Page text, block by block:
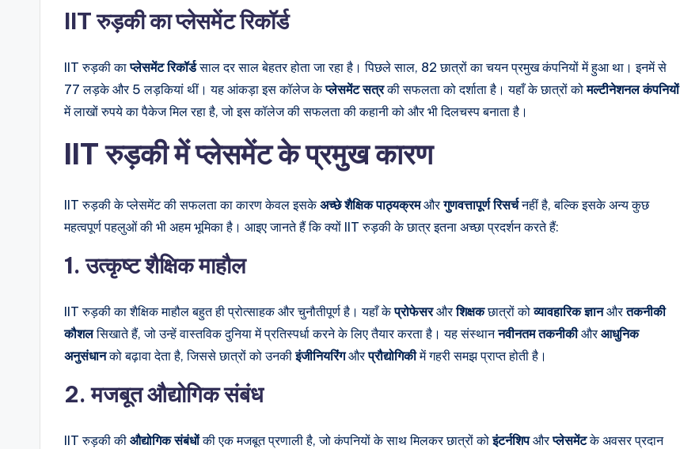
IIT रुड़की का प्लेसमेंट रिकॉर्ड
IIT रुड़की काप्लेसमेंट रिकॉर्डसाल दर साल बेहतर होता जा रहा है। पिछले साल, 82 छात्रों का चयन प्रमुख कंपनियों में हुआ था। इनमें से
77 लड़के और 5 लड़कियां थीं। यह आंकड़ा इस कॉलेज केप्लेसमेंट सत्रकी सफलता को दर्शाता है। यहाँ के छात्रों कोमल्टीनेशनल कंपनियों
में लाखों रुपये का पैकेज मिल रहा है, जो इस कॉलेज की सफलता की कहानी को और भी दिलचस्प बनाता है।
IIT रुड़की में प्लेसमेंट के प्रमुख कारण
IIT रुड़की के प्लेसमेंट की सफलता का कारण केवल इसकेअच्छे शैक्षिक पाठ्यक्रमऔरगुणवत्तापूर्ण रिसर्चनहीं है, बल्कि इसके अन्य कुछ
महत्वपूर्ण पहलुओं की भी अहम भूमिका है। आइए जानते हैं कि क्यों IIT रुड़की के छात्र इतना अच्छा प्रदर्शन करते हैं:
1. उत्कृष्ट शैक्षिक माहौल
IIT रुड़की का शैक्षिक माहौल बहुत ही प्रोत्साहक और चुनौतीपूर्ण है। यहाँ केप्रोफेसरऔरशिक्षकछात्रों कोव्यावहारिक ज्ञानऔरतकनीकी
कौशलसिखाते हैं, जो उन्हें वास्तविक दुनिया में प्रतिस्पर्धा करने के लिए तैयार करता है। यह संस्थाननवीनतम तकनीकीऔरआधुनिक
अनुसंधानको बढ़ावा देता है, जिससे छात्रों को उनकीइंजीनियरिंगऔरप्रौद्योगिकीमें गहरी समझ प्राप्त होती है।
2. मजबूत औद्योगिक संबंध
IIT रुड़की की औद्योगिक संबंधोंकी एक मजबूत प्रणाली है, जो कंपनियों के साथ मिलकर छात्रों कोइंटर्नशिपऔरप्लेसमेंटके अवसर प्रदान